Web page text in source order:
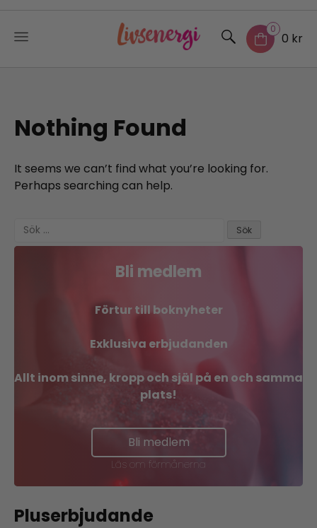
0
0 kr
Nothing Found
It seems we can’t find what you’re looking for.
Perhaps searching can help.
Sök
efter:
Bli medlem
Förtur till boknyheter
Exklusiva erbjudanden
Allt inom sinne, kropp och själ på en och samma
plats!
Bli medlem
Läs om förmånerna
Pluserbjudande